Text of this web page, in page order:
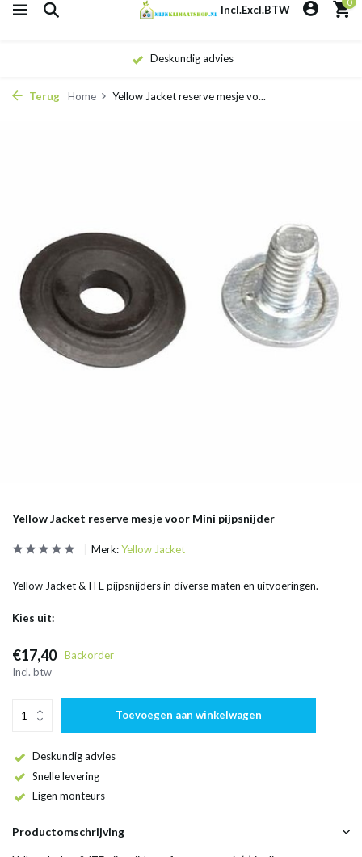
Incl.Excl.BTW
Deskundig advies
Terug Home Yellow Jacket reserve mesje vo...
Yellow Jacket reserve mesje voor Mini pijpsnijder
Merk:Yellow Jacket
Yellow Jacket & ITE pijpsnijders in diverse maten en uitvoeringen.
Kies uit:
€17,40
Backorder
Incl. btw
Toevoegen aan winkelwagen
Deskundig advies
Snelle levering
Eigen monteurs
Productomschrijving